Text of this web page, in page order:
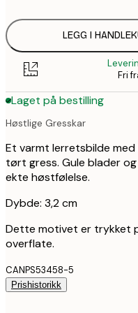
LEGG I
Fri
Laget på bestilling
Høstlige Gresskar
Et varmt lerretsbilde
tørt gress. Gule blader
ekte høstfølelse.
Dybde: 3,2 cm
Dette motivet er trykket
overflate.
CANPS53458-5
Prishistorikk